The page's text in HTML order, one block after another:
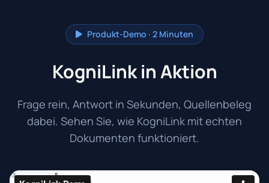
Produkt-Demo · 2 Minuten
KogniLink in Aktion
Frage rein, Antwort in Sekunden, Quellenbeleg
dabei. Sehen Sie, wie KogniLink mit echten
Dokumenten funktioniert.